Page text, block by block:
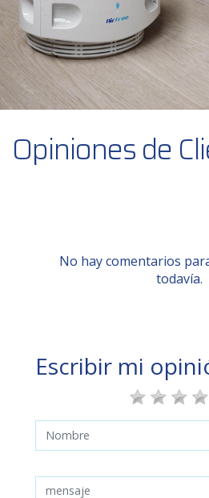
Opiniones de
No hay comentarios
todavía.
Escribir mi